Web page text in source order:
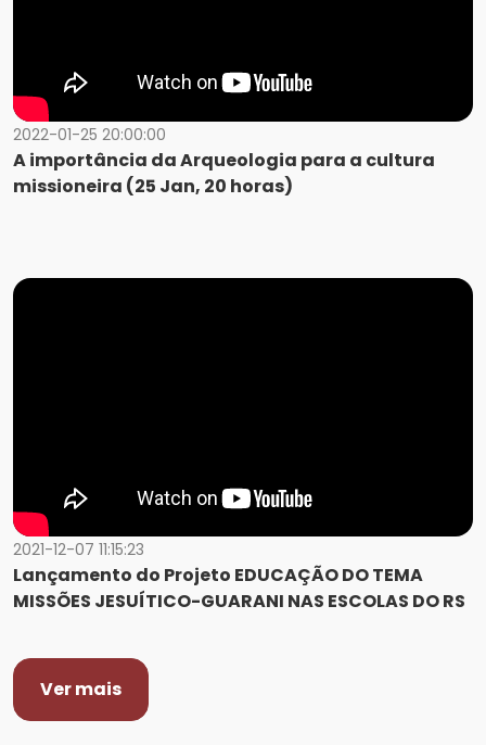
2022-01-25 20:00:00
A importância da Arqueologia para a cultura
missioneira (25 Jan, 20 horas)
2021-12-07 11:15:23
Lançamento do Projeto EDUCAÇÃO DO TEMA
MISSÕES JESUÍTICO-GUARANI NAS ESCOLAS DO RS
Ver mais